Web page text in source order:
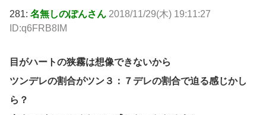
281: 名無しのぽんさん 2018/11/29(木) 19:11:27
ID:q6FRB8IM
目がハートの狭霧は想像できないから
ツンデレの割合がツン３：７デレの割合で迫る感じかし
ら？